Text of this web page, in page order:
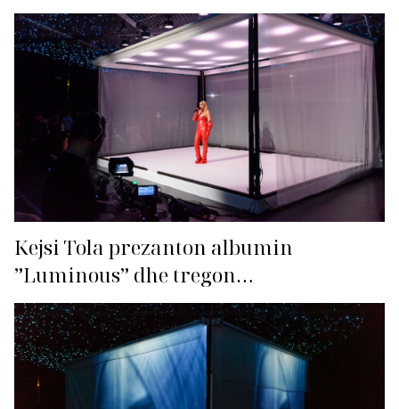
Kejsi Tola prezanton albumin
”Luminous” dhe tregon
bashkëpunimin me producentët
ndërkombëtarë!